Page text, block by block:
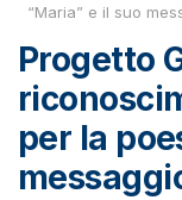
“Maria” e il suo
Progetto
per la